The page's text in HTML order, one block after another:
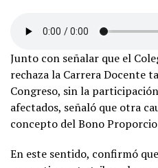
Junto con señalar que el
rechaza la Carrera Docente
Congreso, sin la
afectados, señaló que otra
concepto del Bono
En este sentido, confirmó